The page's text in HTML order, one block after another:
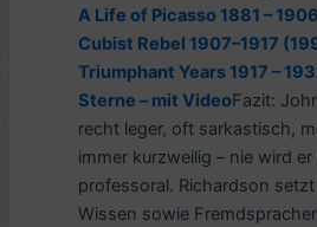
A Life of Picasso 1881 –
Cubist Rebel 1907–1917
Triumphant Years 1917 –
Sterne – mit VideoFazit:
recht leger, oft sarkastisch,
immer kurzweilig – nie wird
professoral. Richardson
Wissen sowie